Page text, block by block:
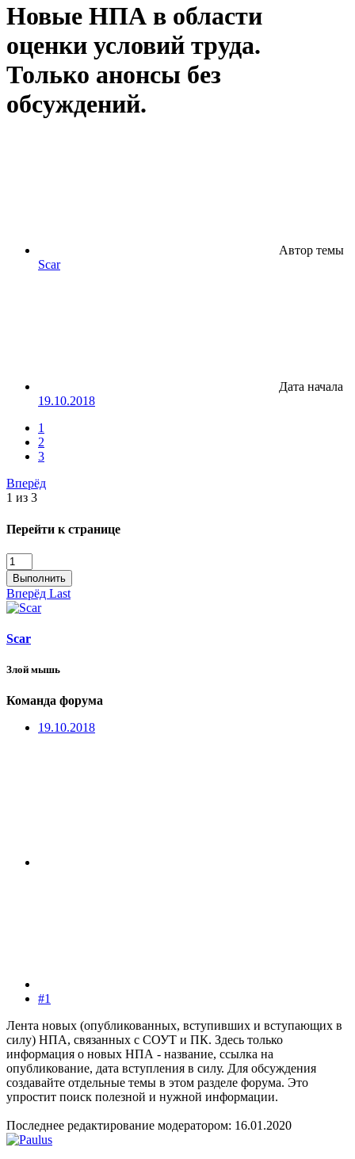
Новые НПА в области
оценки условий труда.
Только анонсы без
обсуждений.
Автор темы
Scar
Дата начала
19.10.2018
1
2
3
Вперёд
1 из 3
Перейти к странице
Выполнить
Вперёд Last
Scar
Злой мышь
Команда форума
19.10.2018
#1
Лента новых (опубликованных, вступивших и вступающих в
силу) НПА, связанных с СОУТ и ПК. Здесь только
информация о новых НПА - название, ссылка на
опубликование, дата вступления в силу. Для обсуждения
создавайте отдельные темы в этом разделе форума. Это
упростит поиск полезной и нужной информации.
Последнее редактирование модератором: 16.01.2020